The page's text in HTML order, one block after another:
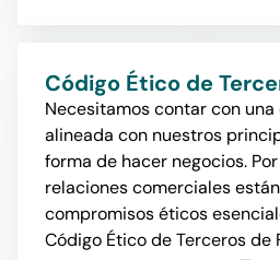
Código Ético de
Necesitamos contar con
alineada con nuestros
forma de hacer negocios.
relaciones comerciales
compromisos éticos
Código Ético de Terceros de